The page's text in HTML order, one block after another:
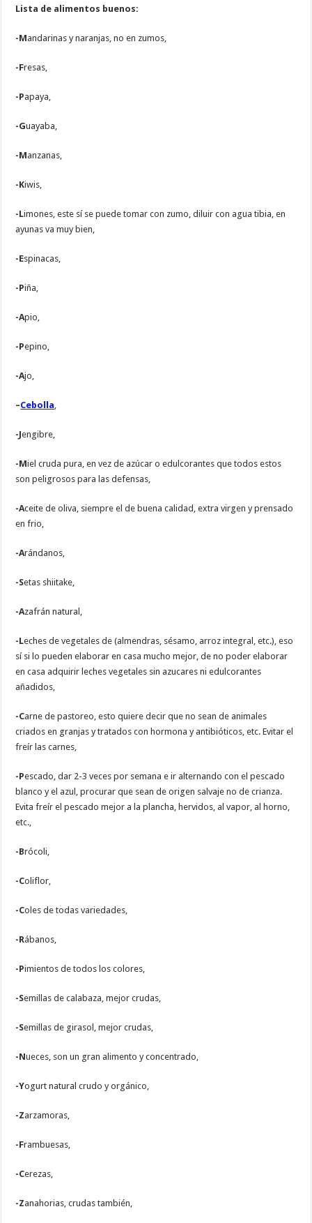
Lista de alimentos buenos:
-Mandarinas y naranjas, no en zumos,
-Fresas,
-Papaya,
-Guayaba,
-Manzanas,
-Kiwis,
-Limones, este sí se puede tomar con zumo, diluir con agua tibia, en
ayunas va muy bien,
-Espinacas,
-Piña,
-Apio,
-Pepino,
-Ajo,
–Cebolla,
-Jengibre,
-Miel cruda pura, en vez de azúcar o edulcorantes que todos estos
son peligrosos para las defensas,
-Aceite de oliva, siempre el de buena calidad, extra virgen y prensado
en frio,
-Arándanos,
-Setas shiitake,
-Azafrán natural,
-Leches de vegetales de (almendras, sésamo, arroz integral, etc.), eso
sí si lo pueden elaborar en casa mucho mejor, de no poder elaborar
en casa adquirir leches vegetales sin azucares ni edulcorantes
añadidos,
-Carne de pastoreo, esto quiere decir que no sean de animales
criados en granjas y tratados con hormona y antibióticos, etc. Evitar el
freír las carnes,
-Pescado, dar 2-3 veces por semana e ir alternando con el pescado
blanco y el azul, procurar que sean de origen salvaje no de crianza.
Evita freír el pescado mejor a la plancha, hervidos, al vapor, al horno,
etc.,
-Brócoli,
-Coliflor,
-Coles de todas variedades,
-Rábanos,
-Pimientos de todos los colores,
-Semillas de calabaza, mejor crudas,
-Semillas de girasol, mejor crudas,
-Nueces, son un gran alimento y concentrado,
-Yogurt natural crudo y orgánico,
-Zarzamoras,
-Frambuesas,
-Cerezas,
-Zanahorias, crudas también,